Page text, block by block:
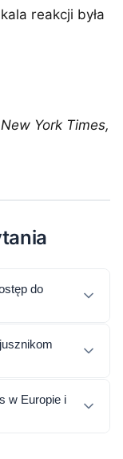
reakcji była
York Times,
do
w Europie i